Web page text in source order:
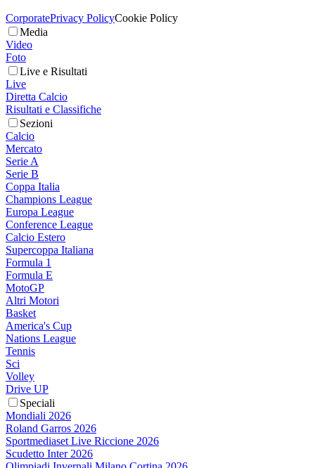
CorporatePrivacy PolicyCookie Policy
Media
Video
Foto
Live e Risultati
Live
Diretta Calcio
Risultati e Classifiche
Sezioni
Calcio
Mercato
Serie A
Serie B
Coppa Italia
Champions League
Europa League
Conference League
Calcio Estero
Supercoppa Italiana
Formula 1
Formula E
MotoGP
Altri Motori
Basket
America's Cup
Nations League
Tennis
Sci
Volley
Drive UP
Speciali
Mondiali 2026
Roland Garros 2026
Sportmediaset Live Riccione 2026
Scudetto Inter 2026